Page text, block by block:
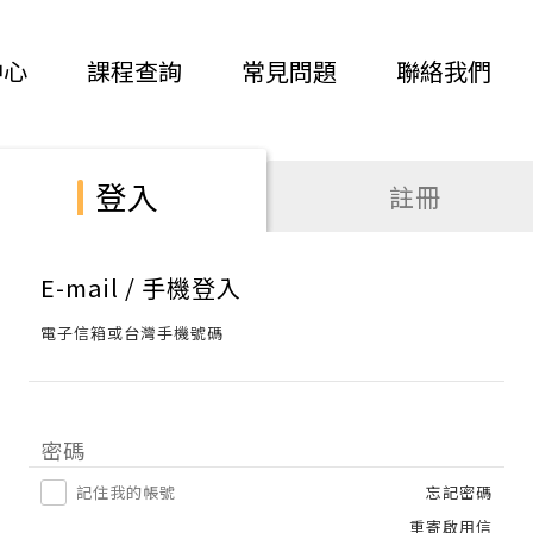
課程查詢 常見問題 聯絡我們
登入 註冊
E-mail / 手機登入
電子信箱或台灣手機號碼
密碼
記住我的帳號
忘記密碼
重寄啟用信